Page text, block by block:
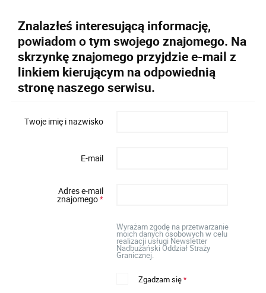
Znalazłeś interesującą informację,
powiadom o tym swojego znajomego. Na
skrzynkę znajomego przyjdzie e-mail z
linkiem kierującym na odpowiednią
stronę naszego serwisu.
Twoje imię i nazwisko
E-mail
Adres e-mail
znajomego*
Wyrażam zgodę na przetwarzanie
moich danych osobowych w celu
realizacji usługi Newsletter
Nadbużański Oddział Straży
Granicznej.
Zgadzam się*